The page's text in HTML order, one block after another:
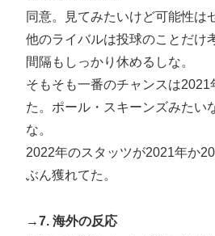
同意。見てみたいけど可能性は
他のライバルは投球のことだけ
間隔もしっかり休めるしな。
そもそも一番のチャンスは2021
た。ポール・スキーンズみたい
な。
2022年のスタッツが2021年か
ぶん獲れてた。
→7. 海外の反応